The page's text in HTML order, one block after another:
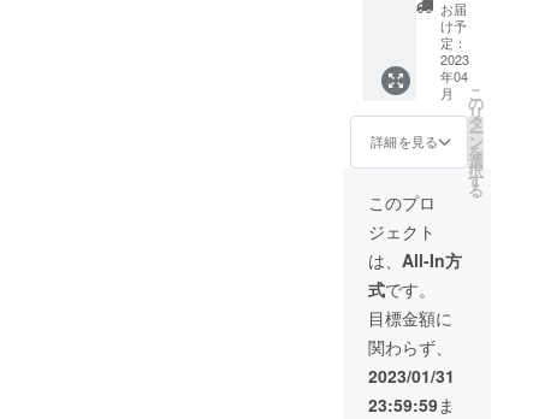
47,600
円
【税
込・送
料無
料】 高
圧ス
チーム
マルチ
クリー
ナー
「DEA
R
BUTLE
R」 家
中のお
掃除こ
れ１台
におま
かせ！
お届
け予
定：
2023
年04
月
詳細を見る
こ
の
リ
タ
ー
ン
を
選
択
す
る
このプロ
ジェクト
は、 All-In方
式です。
目標金額に
関わらず、
2023/01/31
23:59:59ま